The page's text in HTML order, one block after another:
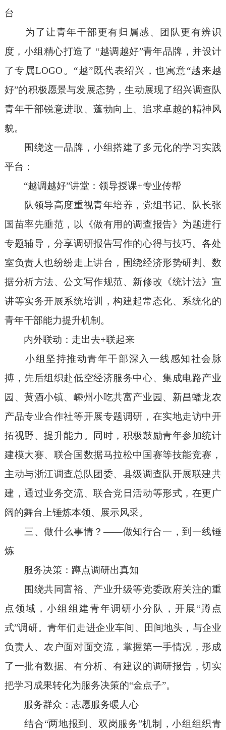
台
为了让青年干部更有归属感、团队更有辨识
度，小组精心打造了 “越调越好”青年品牌，并设计
了专属LOGO 。 “越”既代表绍兴，也寓意“越来越
好”的积极愿景与发展态势，生动展现了绍兴调查队
青年干部锐意进取、蓬勃向上、追求卓越的精神风
貌。
围绕这一品牌，小组搭建了多元化的学习实践
平台：
“越调越好”讲堂：领导授课+专业传帮
队领导高度重视青年培养，党组书记、队长张
国苗率先垂范，以《做有用的调查报告》为题进行
专题辅导，分享调研报告写作的心得与技巧。各处
室负责人也纷纷走上讲台，围绕经济形势研判、数
据分析方法、公文写作规范、新修改《统计法》宣
讲等实务开展系统培训，构建起常态化、系统化的
青年干部能力提升机制。
内外联动：走出去+联起来
小组坚持推动青年干部深入一线感知社会脉
搏 ， 先后组织赴低空经济服务中心、集成电路产业
园、黄酒小镇、嵊州小吃共富产业园、新昌蟠龙农
产品专业合作社等开展专题调研，在实地走访中开
拓视野、提升能力 。同时，积极鼓励青年参加统计
建模大赛、联合国数据马拉松中国赛等技能竞赛，
主动与浙江调查总队团委、县级调查队开展联建共
建，通过业务交流、联合党日活动等形式，在更广
阔的舞台上锤炼本领、展示风采。
三、做什么事情 ？——做知行合一，到 一线锤
炼
服务决策：蹲点调研出真知
围绕共同富裕、产业升级等党委政府关注的重
点领域，小组组建青年调研小分队，开展“蹲点
式”调研。青年们走进企业车间、田间地头，与企业
负责人、农户面对面交流，掌握第一手情况，形成
了一批有数据、有分析、有建议的调研报告，切实
把学习成果转化为服务决策的“金点子”。
服务群众：志愿服务暖人心
结合“两地报到、双岗服务”机制，小组组织青